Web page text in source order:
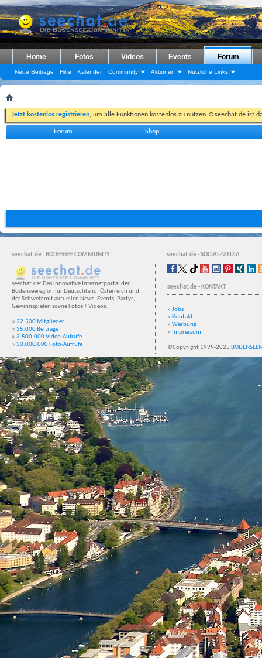
Home Fotos Videos Events Forum
Neue Beiträge Hilfe Kalender Community Aktionen Nützliche Links
Jetzt kostenlos registrieren, um alle Funktionen kostenlos zu nutzen.☺seechat.de ist
Forum Shop
seechat.de| BODENSEE COMMUNITY seechat.de - SOCIAL-MEDIA
seechat.de: Das innovative Internetportal der
Bodenseeregion für Deutschland, Österreich und
der Schweiz mit aktuellen News, Events, Partys,
Gewinnspielen sowie Fotos + Videos.
» 22.500 Mitglieder
» 35.000 Beiträge
» 3.500.000 Video-Aufrufe
» 30.000.000 Foto-Aufrufe
seechat.de - KONTAKT
» Jobs
» Kontakt
» Werbung
» Impressum
©Copyright 1999-2025